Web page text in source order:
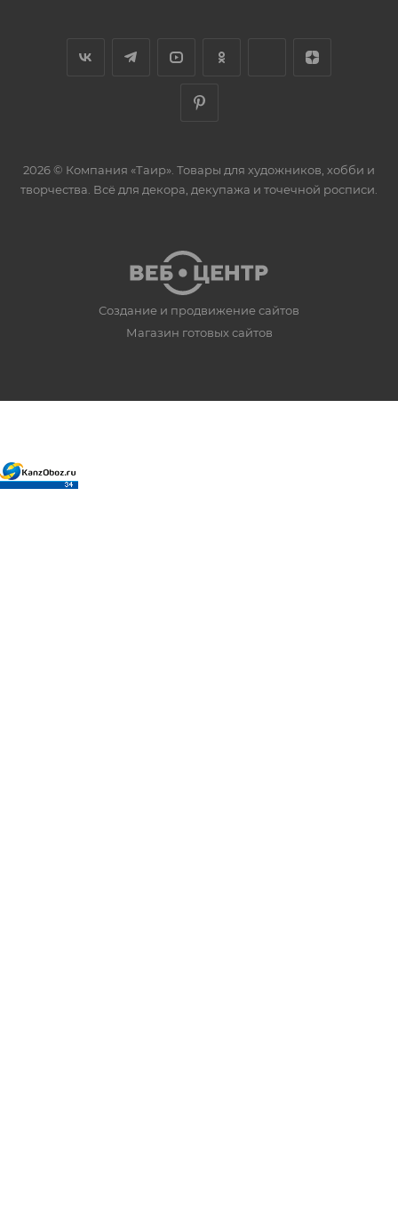
2026 © Компания «Таир». Товары для художников, хобби и
творчества. Всё для декора, декупажа и точечной росписи.
Создание и продвижение сайтов
Магазин готовых сайтов